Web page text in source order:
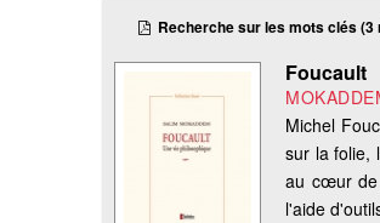
Recherche sur les mots clés
Foucault
Michel
sur la folie,
au cœur de
l'aide